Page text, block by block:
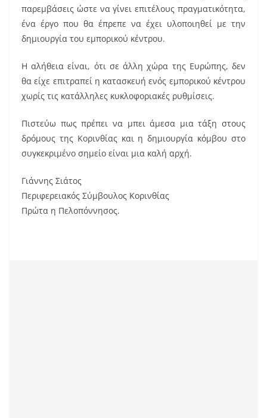
παρεμβάσεις ώστε να γίνει επιτέλους πραγματικότητα,
ένα έργο που θα έπρεπε να έχει υλοποιηθεί με την
δημιουργία του εμπορικού κέντρου.
Η αλήθεια είναι, ότι σε άλλη χώρα της Ευρώπης, δεν
θα είχε επιτραπεί η κατασκευή ενός εμπορικού κέντρου
χωρίς τις κατάλληλες κυκλοφοριακές ρυθμίσεις.
Πιστεύω πως πρέπει να μπει άμεσα μια τάξη στους
δρόμους της Κορινθίας και η δημιουργία κόμβου στο
συγκεκριμένο σημείο είναι μια καλή αρχή.
Γιάννης Σιάτος
Περιφερειακός Σύμβουλος Κορινθίας
Πρώτα η Πελοπόννησος.